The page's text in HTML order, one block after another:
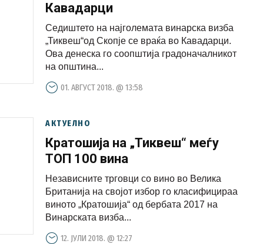
Кавадарци
Седиштето на најголемата винарска визба
„Тиквеш“од Скопје се враќа во Кавадарци.
Ова денеска го соопштија градоначалникот
на општина...
01. АВГУСТ 2018. @ 13:58
АКТУЕЛНО
Кратошија на „Тиквеш“ меѓу
ТОП 100 вина
Независните трговци со вино во Велика
Британија на својот избор го класифицираа
виното „Кратошија“ од бербата 2017 на
Винарската визба...
12. ЈУЛИ 2018. @ 12:27